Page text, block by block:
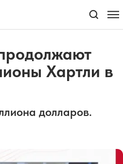
Хартли в
долларов.